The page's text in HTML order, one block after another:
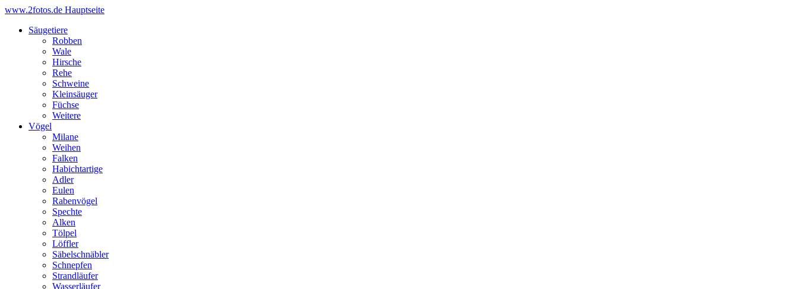
www.2fotos.de Hauptseite
Säugetiere
Robben
Wale
Hirsche
Rehe
Schweine
Kleinsäuger
Füchse
Weitere
Vögel
Milane
Weihen
Falken
Habichtartige
Adler
Eulen
Rabenvögel
Spechte
Alken
Tölpel
Löffler
Säbelschnäbler
Schnepfen
Strandläufer
Wasserläufer